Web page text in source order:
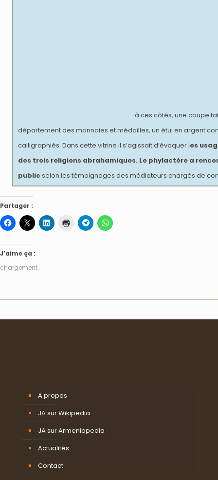
à ces côtés, une coupe
département des monnaies et médailles, un étui en argent
calligraphiés. Dans cette vitrine il s’agissait d’évoquer les
des trois religions abrahamiques. Le phylactère a
public selon les témoignages des médiateurs chargés de
Partager :
J’aime ça :
chargement…
A propos
JA sur Wikipedia
JA sur Armeniapedia
Actualités
Contact